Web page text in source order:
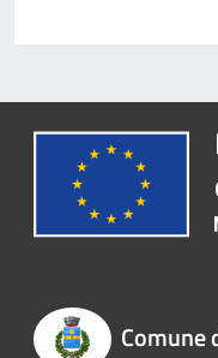
Comune